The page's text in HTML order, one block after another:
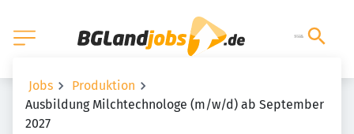
Jobs
Produktion
Ausbildung Milchtechnologe (m/w/d) ab September
2027